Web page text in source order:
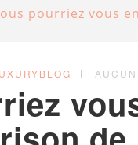
pourriez vous